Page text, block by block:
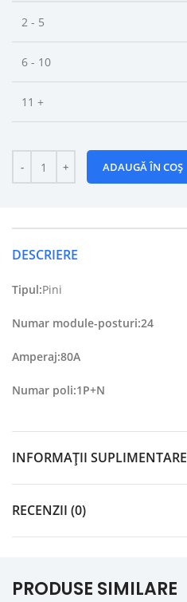
2 - 5
6 - 10
11 +
ADAUGĂ ÎN COȘ
DESCRIERE
Tipul:Pini
Numar module-posturi:24
Amperaj:80A
Numar poli:1P+N
INFORMAȚII SUPLIMENTARE
RECENZII (0)
PRODUSE SIMILARE